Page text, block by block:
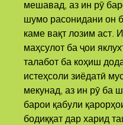
мешавад, аз ин рӯ
шумо расонидани он
каме вақт лозим аст.
маҳсулот ба ҷои
талабот ба коҳиш
истеҳсоли зиёдатӣ
мекунад, аз ин рӯ ба
барои қабули
бодиққат дар харид